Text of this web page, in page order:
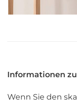
Informationen
Wenn Sie den